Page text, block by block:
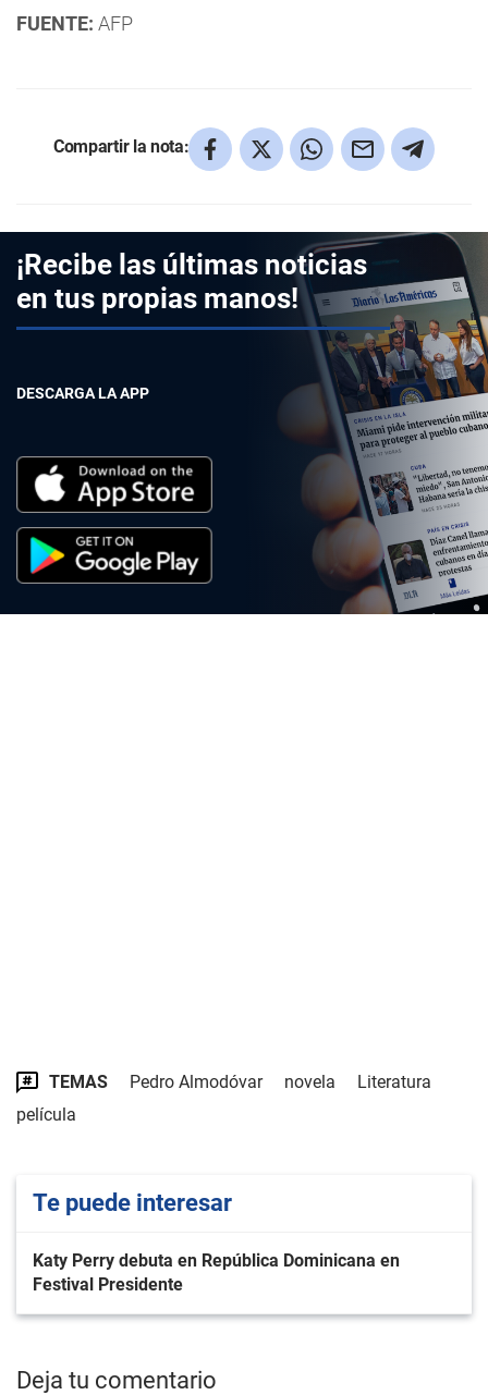
FUENTE: AFP
Compartir la nota:
¡Recibe las últimas noticias
en tus propias manos!
DESCARGA LA APP
TEMAS Pedro Almodóvar novela
Literatura
película
Te puede interesar
Katy Perry debuta en República Dominicana en
Festival Presidente
Deja tu comentario